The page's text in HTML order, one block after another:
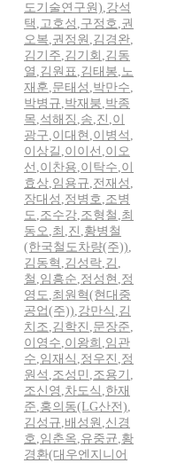
도기술연구원),강석
택 ,고호성 ,구정호,권
오복,권정원 ,김경완,
김기주,김기회 ,김동
열 ,김원표,김태봉,노
재훈,문태성 ,박만수,
박병규,박재붕,박종
목,석해징 ,송,진 ,이
광구,이대현 ,이병석 ,
이상길 ,이이선 ,이오
선 ,이찬용,이탁수,이
효상,임용규,전재성 ,
장대성 ,정병호,조병
도,조수강,조형철 ,최
동오,최 ,진 ,황병철
(한국철도차량(주)),
김동혁 ,김성락,김 ,
철 ,임흥순,정성현 ,정
영도,최원혁(현대중
공업(주)),강만식 ,김
치조,김학진 ,문장준,
이영수,이왕희 ,임관
수,임재식 ,정우진 ,정
원석 ,조성민 ,조용기 ,
조신영 ,차도식 ,한재
준,홍의동(LG산전),
김성규,배성원 ,신경
호,임춘옥,유중균,황
경환(대우엔지니어